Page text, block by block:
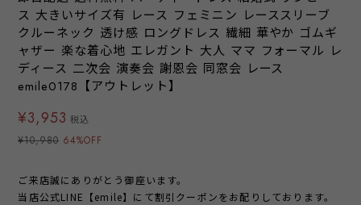
ス 大きいサイズ有 レース フェミニン レーススリーブ
クルーネック 透け感 ロングドレス 繊細 華やか ゴムギ
ャザー 楽な着心地 エレガント 大人 ママ フォーマル レ
ディース 二次会 演奏会 謝恩会 同窓会 レース
emile0178【アウトレット】
¥3,953 税込
¥10,980 64%OFF
ご来店誠にありがとう御座います。
当店公式LINE【emile】にて割引クーポンをお配りしております。